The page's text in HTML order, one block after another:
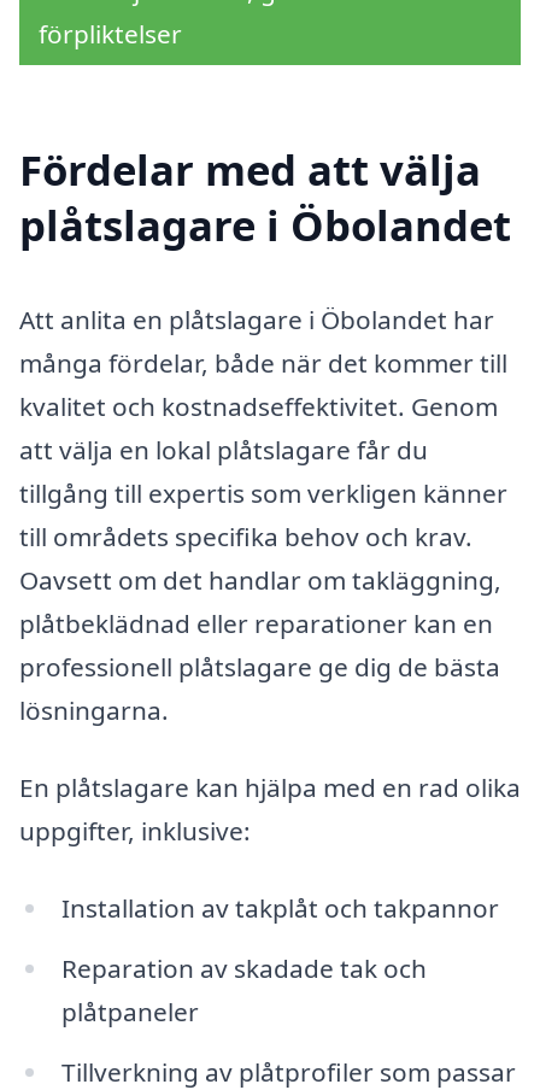
förpliktelser
Fördelar med att välja
plåtslagare i Öbolandet
Att anlita en plåtslagare i Öbolandet har
många fördelar, både när det kommer till
kvalitet och kostnadseffektivitet. Genom
att välja en lokal plåtslagare får du
tillgång till expertis som verkligen känner
till områdets specifika behov och krav.
Oavsett om det handlar om takläggning,
plåtbeklädnad eller reparationer kan en
professionell plåtslagare ge dig de bästa
lösningarna.
En plåtslagare kan hjälpa med en rad olika
uppgifter, inklusive:
Installation av takplåt och takpannor
Reparation av skadade tak och
plåtpaneler
Tillverkning av plåtprofiler som passar